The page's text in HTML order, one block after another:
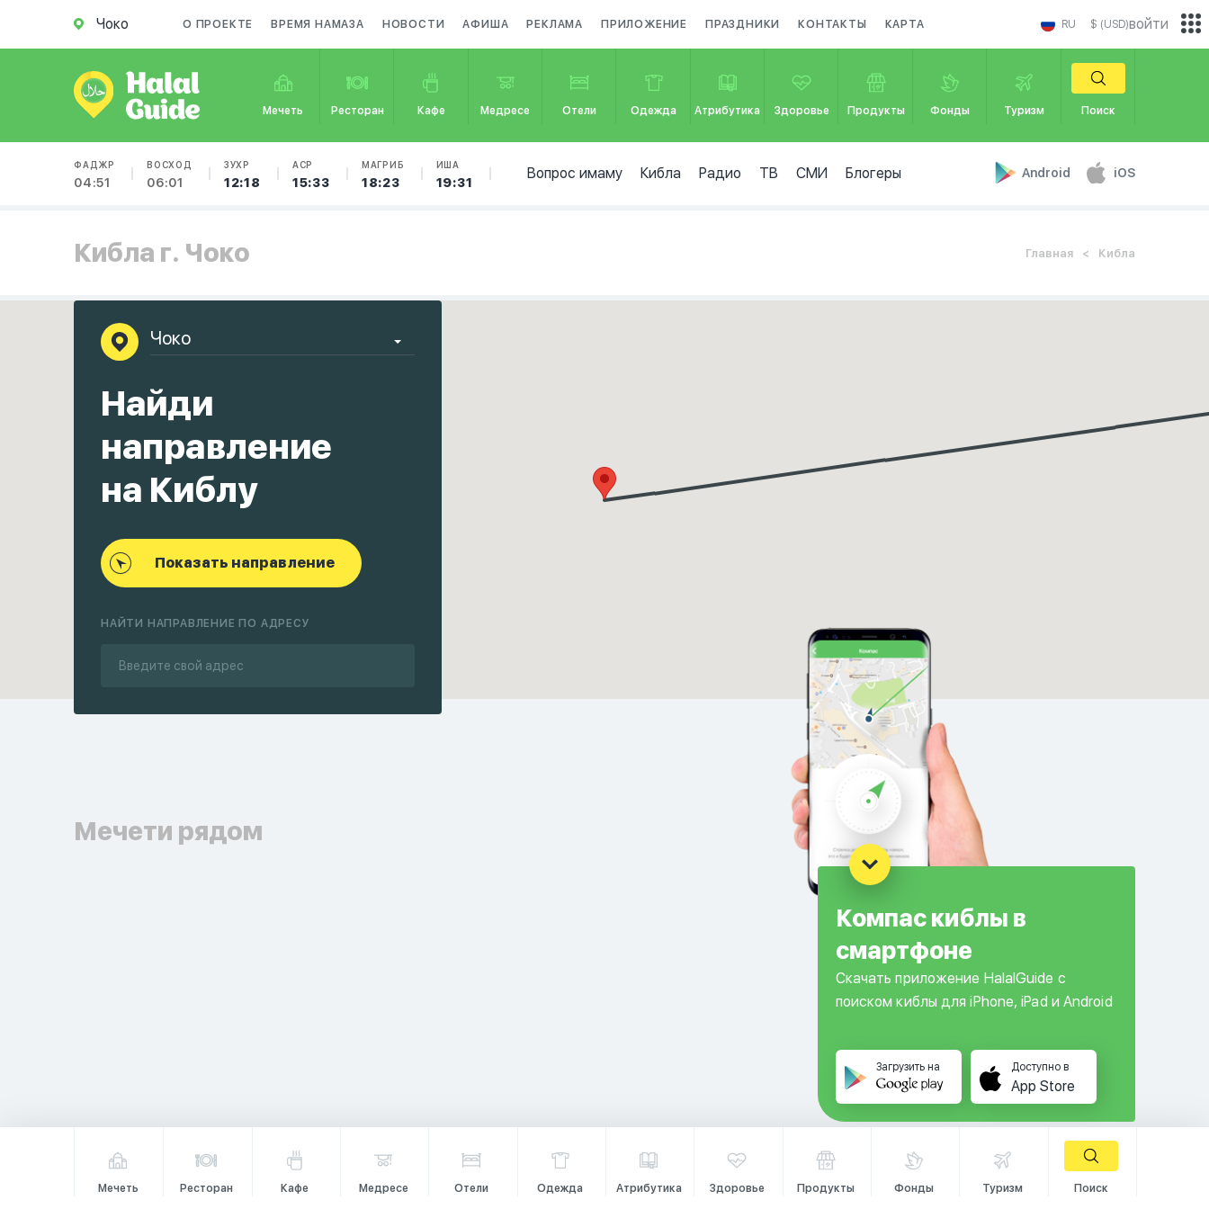
Чоко О ПРОЕКТЕ ВРЕМЯ НАМАЗА НОВОСТИ АФИША РЕКЛАМА ПРИЛОЖЕНИЕ ПРАЗДНИКИ КОНТАКТЫ КАРТА RU $ (USD)
Мечеть Ресторан Кафе Медресе Отели Одежда Атрибутика Здоровье Продукты Фонды Туризм Поиск
ФАДЖР
04:51
ВОСХОД
06:01
ЗУХР
12:18
АСР
15:33
МАГРИБ
18:23
ИША
19:31
Вопрос имаму Кибла Радио ТВ СМИ Блогеры Android iOS
войти
Кибла г. Чоко Главная Кибла
Найди
направление
на Киблу
Показать направление
НАЙТИ НАПРАВЛЕНИЕ ПО АДРЕСУ
Компас киблы в
смартфоне
Скачать приложение HalalGuide с
поиском киблы для iPhone, iPad и Android
Загрузить на Доступно в
App Store
Мечети рядом
Мечеть Ресторан Кафе Медресе Отели Одежда Атрибутика Здоровье Продукты Фонды Туризм Поиск